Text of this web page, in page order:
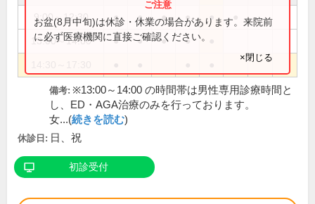
9:00～12:30 ● ● ● ● ●
13:00～14:00 ● ● ● ●
お盆(8月中旬)は休診・休業の場合があります。来院前
に必ず医療機関に直接ご確認ください。
×閉じる
備考: ※13:00～14:00 の時間帯は男性専用診療時間と
し、ED・AGA治療のみを行っております。
女...(続きを読む)
休診日: 日、祝
初診受付